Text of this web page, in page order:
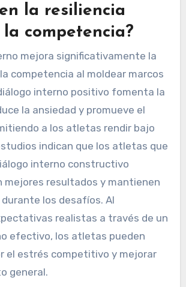
la resiliencia
competencia?
mejora significativamente la
competencia al moldear marcos
interno positivo fomenta la
la ansiedad y promueve el
a los atletas rendir bajo
indican que los atletas que
interno constructivo
mejores resultados y mantienen
los desafíos. Al
realistas a través de un
efectivo, los atletas pueden
el estrés competitivo y mejorar
general.